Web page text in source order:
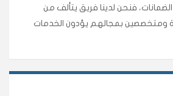
فنحن لدينا فريق يتألف من
ومتخصصين بمجالهم يؤدون الخدمات